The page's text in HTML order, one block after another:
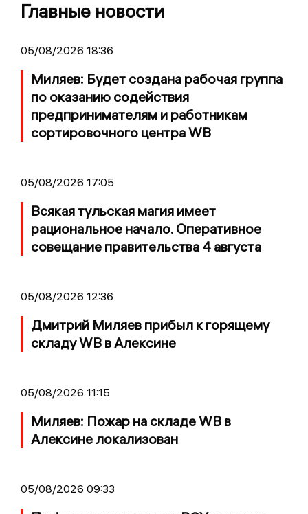
Главные новости
05/08/2026 18:36
Миляев: Будет создана рабочая группа
по оказанию содействия
предпринимателям и работникам
сортировочного центра WB
05/08/2026 17:05
Всякая тульская магия имеет
рациональное начало. Оперативное
совещание правительства 4 августа
05/08/2026 12:36
Дмитрий Миляев прибыл к горящему
складу WB в Алексине
05/08/2026 11:15
Миляев: Пожар на складе WB в
Алексине локализован
05/08/2026 09:33